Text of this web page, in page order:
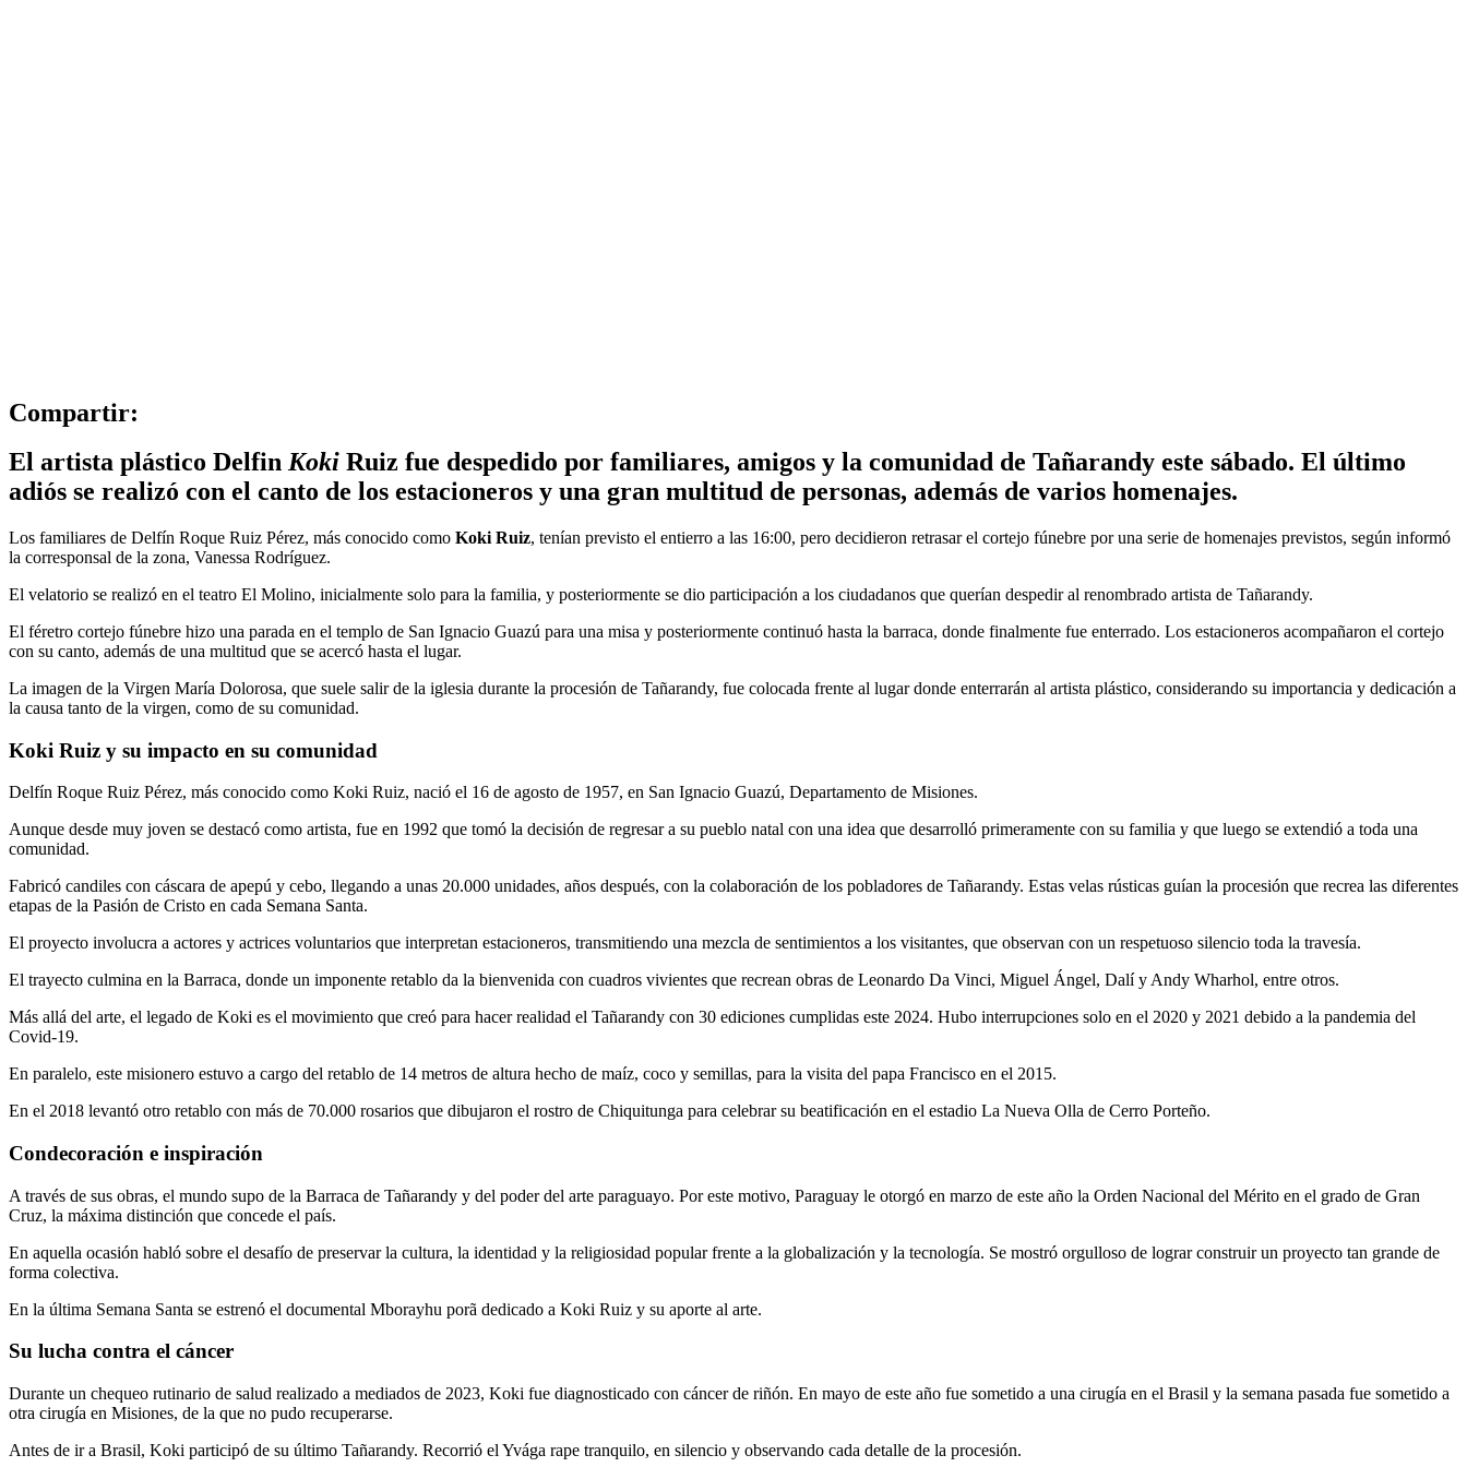
Compartir:
El artista plástico Delfin Koki Ruiz fue despedido por familiares, amigos y la comunidad de Tañarandy este sábado. El último
adiós se realizó con el canto de los estacioneros y una gran multitud de personas, además de varios homenajes.
Los familiares de Delfín Roque Ruiz Pérez, más conocido como Koki Ruiz, tenían previsto el entierro a las 16:00, pero decidieron retrasar el cortejo fúnebre por una serie de homenajes previstos, según informó
la corresponsal de la zona, Vanessa Rodríguez.
El velatorio se realizó en el teatro El Molino, inicialmente solo para la familia, y posteriormente se dio participación a los ciudadanos que querían despedir al renombrado artista de Tañarandy.
El féretro cortejo fúnebre hizo una parada en el templo de San Ignacio Guazú para una misa y posteriormente continuó hasta la barraca, donde finalmente fue enterrado. Los estacioneros acompañaron el cortejo
con su canto, además de una multitud que se acercó hasta el lugar.
La imagen de la Virgen María Dolorosa, que suele salir de la iglesia durante la procesión de Tañarandy, fue colocada frente al lugar donde enterrarán al artista plástico, considerando su importancia y dedicación a
la causa tanto de la virgen, como de su comunidad.
Koki Ruiz y su impacto en su comunidad
Delfín Roque Ruiz Pérez, más conocido como Koki Ruiz, nació el 16 de agosto de 1957, en San Ignacio Guazú, Departamento de Misiones.
Aunque desde muy joven se destacó como artista, fue en 1992 que tomó la decisión de regresar a su pueblo natal con una idea que desarrolló primeramente con su familia y que luego se extendió a toda una
comunidad.
Fabricó candiles con cáscara de apepú y cebo, llegando a unas 20.000 unidades, años después, con la colaboración de los pobladores de Tañarandy. Estas velas rústicas guían la procesión que recrea las diferentes
etapas de la Pasión de Cristo en cada Semana Santa.
El proyecto involucra a actores y actrices voluntarios que interpretan estacioneros, transmitiendo una mezcla de sentimientos a los visitantes, que observan con un respetuoso silencio toda la travesía.
El trayecto culmina en la Barraca, donde un imponente retablo da la bienvenida con cuadros vivientes que recrean obras de Leonardo Da Vinci, Miguel Ángel, Dalí y Andy Wharhol, entre otros.
Más allá del arte, el legado de Koki es el movimiento que creó para hacer realidad el Tañarandy con 30 ediciones cumplidas este 2024. Hubo interrupciones solo en el 2020 y 2021 debido a la pandemia del
Covid-19.
En paralelo, este misionero estuvo a cargo del retablo de 14 metros de altura hecho de maíz, coco y semillas, para la visita del papa Francisco en el 2015.
En el 2018 levantó otro retablo con más de 70.000 rosarios que dibujaron el rostro de Chiquitunga para celebrar su beatificación en el estadio La Nueva Olla de Cerro Porteño.
Condecoración e inspiración
A través de sus obras, el mundo supo de la Barraca de Tañarandy y del poder del arte paraguayo. Por este motivo, Paraguay le otorgó en marzo de este año la Orden Nacional del Mérito en el grado de Gran
Cruz, la máxima distinción que concede el país.
En aquella ocasión habló sobre el desafío de preservar la cultura, la identidad y la religiosidad popular frente a la globalización y la tecnología. Se mostró orgulloso de lograr construir un proyecto tan grande de
forma colectiva.
En la última Semana Santa se estrenó el documental Mborayhu porã dedicado a Koki Ruiz y su aporte al arte.
Su lucha contra el cáncer
Durante un chequeo rutinario de salud realizado a mediados de 2023, Koki fue diagnosticado con cáncer de riñón. En mayo de este año fue sometido a una cirugía en el Brasil y la semana pasada fue sometido a
otra cirugía en Misiones, de la que no pudo recuperarse.
Antes de ir a Brasil, Koki participó de su último Tañarandy. Recorrió el Yvága rape tranquilo, en silencio y observando cada detalle de la procesión.